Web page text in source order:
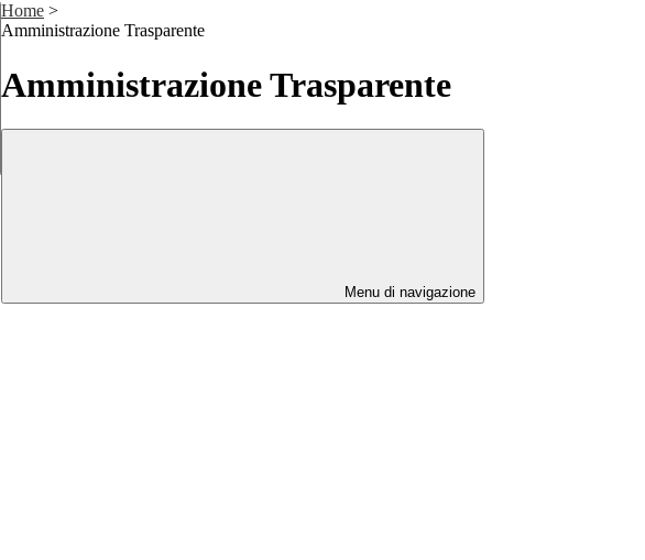
Home >
Amministrazione Trasparente
Amministrazione Trasparente
Menu di navigazione